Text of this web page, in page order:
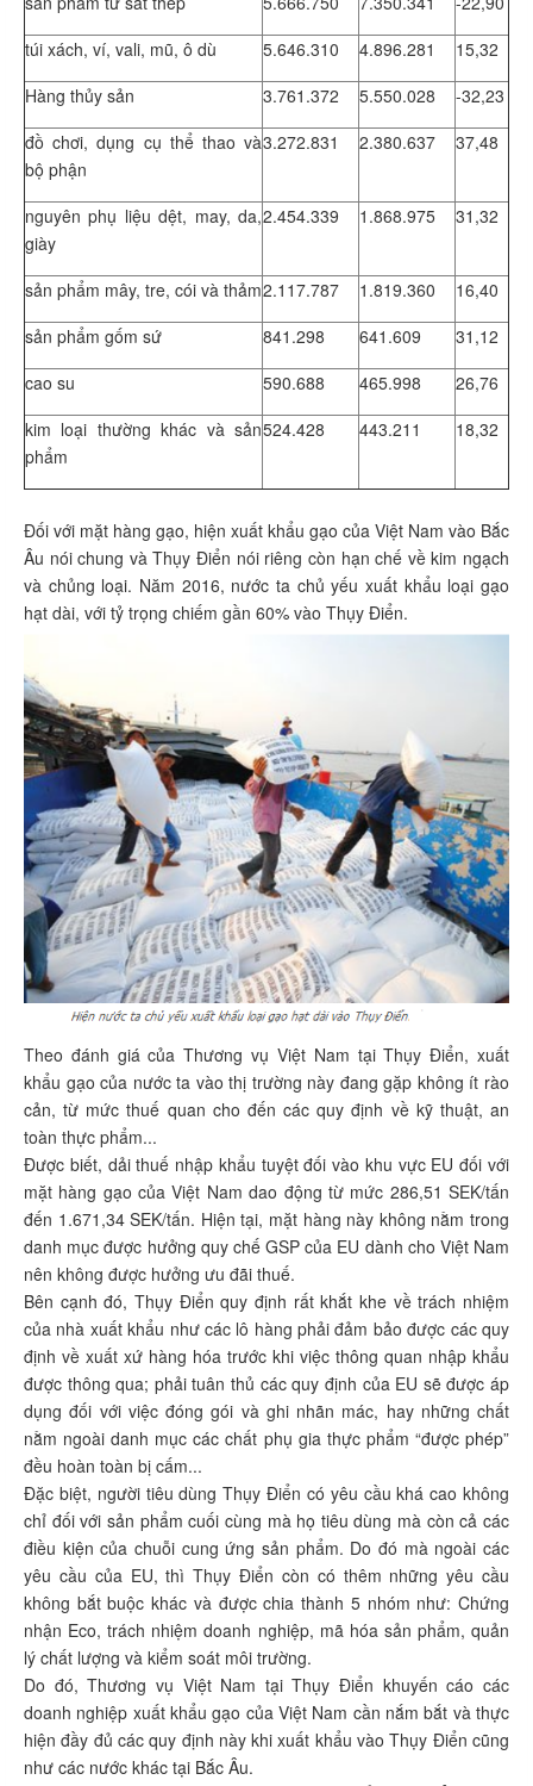
túi xách, ví, vali, mũ, ô dù
5.646.310 4.896.281
15,32
Hàng thủy sản
3.761.372 5.550.028
-32,23
đồ chơi, dụng cụ thể thao và
bộ phận
3.272.831 2.380.637 37,48
nguyên phụ liệu dệt, may, da,
giày
2.454.339 1.868.975 31,32
sản phẩm mây, tre, cói và thảm2.117.787 1.819.360
16,40
sản phẩm gốm sứ
841.298 641.609
31,12
cao su
590.688 465.998
26,76
kim loại thường khác và sản
phẩm
524.428 443.211 18,32
Đối với mặt hàng gạo, hiện xuất khẩu gạo của Việt Nam vào Bắc
Âu nói chung và Thụy Điển nói riêng còn hạn chế về kim ngạch
và chủng loại. Năm 2016, nước ta chủ yếu xuất khẩu loại gạo
hạt dài, với tỷ trọng chiếm gần 60% vào Thụy Điển.
Theo đánh giá của Thương vụ Việt Nam tại Thụy Điển, xuất
khẩu gạo của nước ta vào thị trường này đang gặp không ít rào
cản, từ mức thuế quan cho đến các quy định về kỹ thuật, an
toàn thực phẩm...
Được biết, dải thuế nhập khẩu tuyệt đối vào khu vực EU đối với
mặt hàng gạo của Việt Nam dao động từ mức 286,51 SEK/tấn
đến 1.671,34 SEK/tấn. Hiện tại, mặt hàng này không nằm trong
danh mục được hưởng quy chế GSP của EU dành cho Việt Nam
nên không được hưởng ưu đãi thuế.
Bên cạnh đó, Thụy Điển quy định rất khắt khe về trách nhiệm
của nhà xuất khẩu như các lô hàng phải đảm bảo được các quy
định về xuất xứ hàng hóa trước khi việc thông quan nhập khẩu
được thông qua; phải tuân thủ các quy định của EU sẽ được áp
dụng đối với việc đóng gói và ghi nhãn mác, hay những chất
nằm ngoài danh mục các chất phụ gia thực phẩm “được phép”
đều hoàn toàn bị cấm...
Đặc biệt, người tiêu dùng Thụy Điển có yêu cầu khá cao không
chỉ đối với sản phẩm cuối cùng mà họ tiêu dùng mà còn cả các
điều kiện của chuỗi cung ứng sản phẩm. Do đó mà ngoài các
yêu cầu của EU, thì Thụy Điển còn có thêm những yêu cầu
không bắt buộc khác và được chia thành 5 nhóm như: Chứng
nhận Eco, trách nhiệm doanh nghiệp, mã hóa sản phẩm, quản
lý chất lượng và kiểm soát môi trường.
Do đó, Thương vụ Việt Nam tại Thụy Điển khuyến cáo các
doanh nghiệp xuất khẩu gạo của Việt Nam cần nắm bắt và thực
hiện đầy đủ các quy định này khi xuất khẩu vào Thụy Điển cũng
như các nước khác tại Bắc Âu.